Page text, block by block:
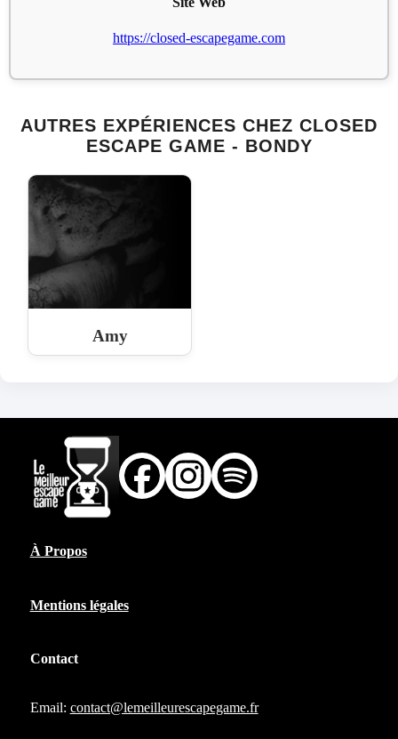
https://closed-escapegame.com
AUTRES EXPÉRIENCES CHEZ CLOSED
ESCAPE GAME - BONDY
Amy
À Propos
Mentions légales
Contact
Email: contact@lemeilleurescapegame.fr